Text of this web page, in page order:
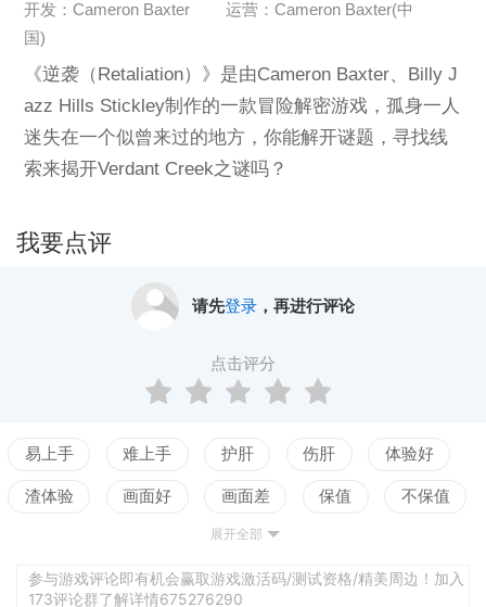
开发：Cameron Baxter
运营：Cameron Baxter(中
国)
《逆袭（Retaliation）》是由Cameron Baxter、Billy J
azz Hills Stickley制作的一款冒险解密游戏，孤身一人
迷失在一个似曾来过的地方，你能解开谜题，寻找线
索来揭开Verdant Creek之谜吗？
我要点评
请先登录，再进行评论
点击评分
易上手 难上手 护肝 伤肝 体验好
渣体验 画面好 画面差 保值 不保值
测试
展开全部
参与游戏评论即有机会赢取游戏激活码/测试资格/精美周边！加入
173评论群了解详情675276290